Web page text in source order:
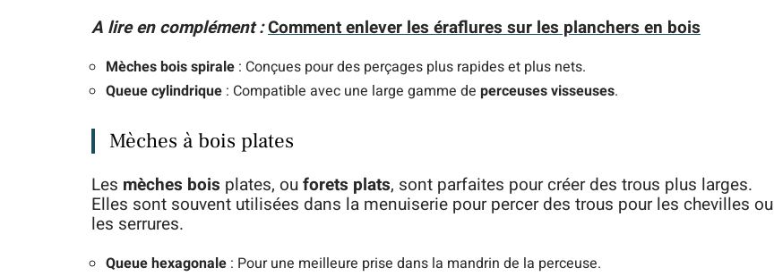
A lire en complément :Comment enlever les éraflures sur les planchers en bois
Mèches bois spirale : Conçues pour des perçages plus rapides et plus nets.
Queue cylindrique : Compatible avec une large gamme de perceuses visseuses.
Mèches à bois plates
Les mèches bois plates, ouforets plats, sont parfaites pour créer des trous plus larges.
Elles sont souvent utilisées dans la menuiserie pour percer des trous pour les chevilles ou
les serrures.
Queue hexagonale : Pour une meilleure prise dans la mandrin de la perceuse.